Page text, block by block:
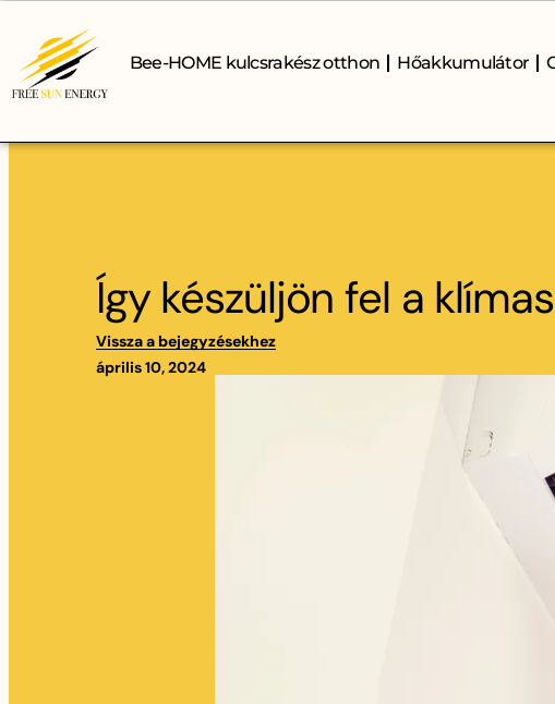
Bee-HOME kulcsrakész otthon Hőakkumulátor
Így készüljön fel a
Vissza a bejegyzésekhez
április 10, 2024